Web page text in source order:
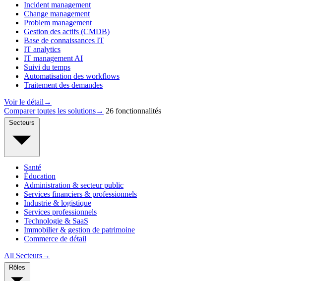
Incident management
Change management
Problem management
Gestion des actifs (CMDB)
Base de connaissances IT
IT analytics
IT management AI
Suivi du temps
Automatisation des workflows
Traitement des demandes
Voir le détail →
Comparer toutes les solutions→ 26 fonctionnalités
Santé
Éducation
Administration & secteur public
Services financiers & professionnels
Industrie & logistique
Services professionnels
Technologie & SaaS
Immobilier & gestion de patrimoine
Commerce de détail
All Secteurs→